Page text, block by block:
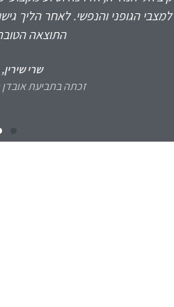
למצבי הגופני והנפשי. לאחר הליך
התוצאה
שרי
זכתה בתביעת אובדן